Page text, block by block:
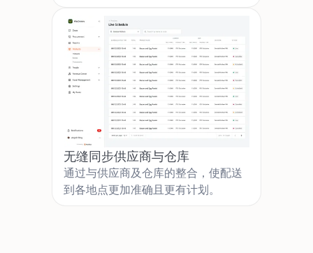
无缝同步供应商与仓库
通过与供应商及仓库的整合，使配送
到各地点更加准确且更有计划。